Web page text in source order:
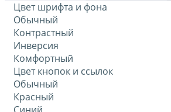
Цвет шрифта и фона
Обычный
Контрастный
Инверсия
Комфортный
Цвет кнопок и ссылок
Обычный
Красный